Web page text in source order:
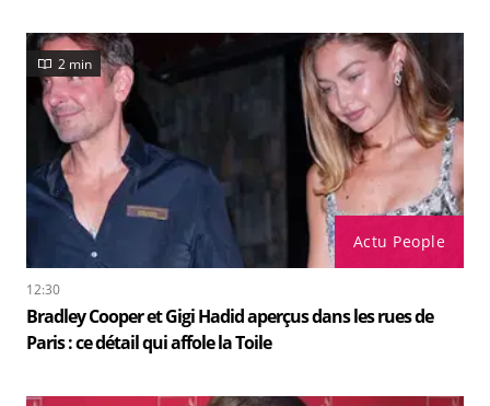
Actu People
2 min
12:30
Bradley Cooper et Gigi Hadid aperçus dans les rues de
Paris : ce détail qui affole la Toile